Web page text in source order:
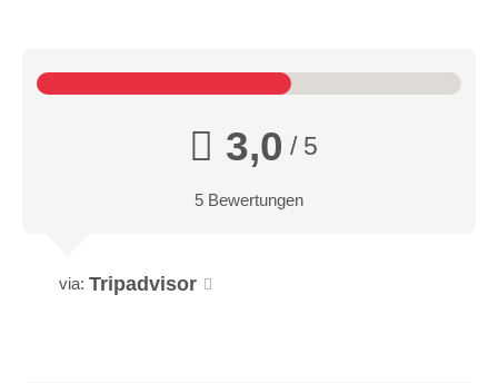
3,0 / 5
5 Bewertungen
via: Tripadvisor